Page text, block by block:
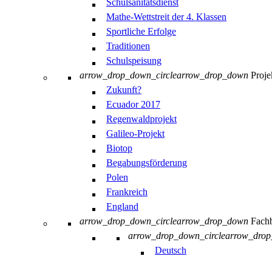
Schulsanitätsdienst
Mathe-Wettstreit der 4. Klassen
Sportliche Erfolge
Traditionen
Schulspeisung
arrow_drop_down_circlearrow_drop_down
Zukunft?
Ecuador 2017
Regenwaldprojekt
Galileo-Projekt
Biotop
Begabungsförderung
Polen
Frankreich
England
arrow_drop_down_circlearrow_drop_down
arrow_drop_down_circle
Deutsch